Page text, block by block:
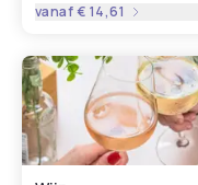
vanaf€ 14,61